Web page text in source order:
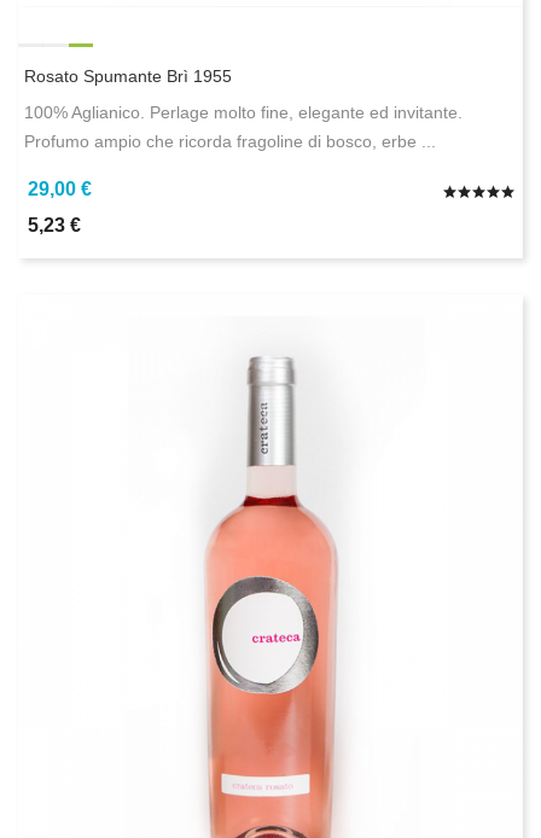
Rosato Spumante Brì 1955
100% Aglianico. Perlage molto fine, elegante ed invitante.
Profumo ampio che ricorda fragoline di bosco, erbe ...
29,00 €
5,23 €